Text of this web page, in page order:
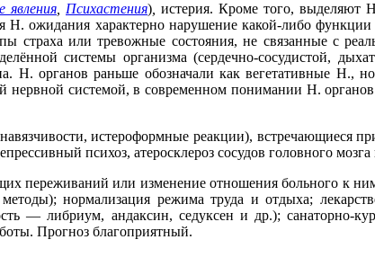
явления Психастения) истерия. Кроме того, выделяют
ожидания характерно нарушение какой-либо
или тревожные состояния, не связанные с
системы организма (сердечно-сосудистой,
Н. органов раньше обозначали как вегетативные Н.,
системой, в современном понимании Н.
истероформные реакции), встречающиеся
психоз, атеросклероз сосудов головного мозга
переживаний или изменение отношения больного к
нормализация режима труда и отдыха;
— либриум, андаксин, седуксен и др.); санаторно-
Прогноз благоприятный.